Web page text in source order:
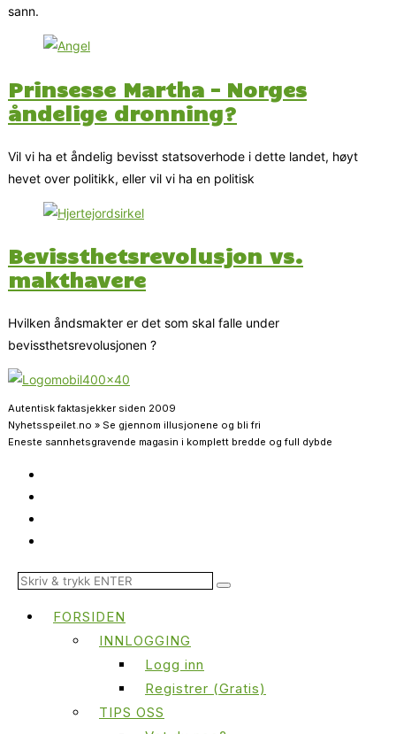
sann.
Prinsesse Martha – Norges
åndelige dronning?
Vil vi ha et åndelig bevisst statsoverhode i dette landet, høyt
hevet over politikk, eller vil vi ha en politisk
Bevissthetsrevolusjon vs.
makthavere
Hvilken åndsmakter er det som skal falle under
bevissthetsrevolusjonen ?
Autentisk faktasjekker siden 2009
Nyhetsspeilet.no » Se gjennom illusjonene og bli fri
Eneste sannhetsgravende magasin i komplett bredde og full dybde
FORSIDEN
INNLOGGING
Logg inn
Registrer (Gratis)
TIPS OSS